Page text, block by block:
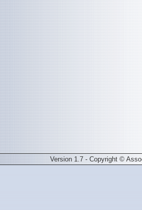
Version 1.7 - Copyright ©